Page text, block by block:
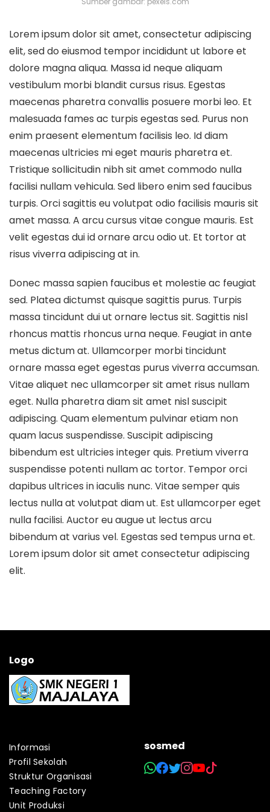
Lorem ipsum dolor sit amet, consectetur adipiscing
elit, sed do eiusmod tempor incididunt ut labore et
dolore magna aliqua. Massa id neque aliquam
vestibulum morbi blandit cursus risus. Egestas
maecenas pharetra convallis posuere morbi leo. Et
malesuada fames ac turpis egestas sed. Purus non
enim praesent elementum facilisis leo. Id diam
maecenas ultricies mi eget mauris pharetra et.
Tristique sollicitudin nibh sit amet commodo nulla
facilisi nullam vehicula. Sed libero enim sed faucibus
turpis. Orci sagittis eu volutpat odio facilisis mauris sit
amet massa. A arcu cursus vitae congue mauris. Est
velit egestas dui id ornare arcu odio ut. Et tortor at
risus viverra adipiscing at in.
Donec massa sapien faucibus et molestie ac feugiat
sed. Platea dictumst quisque sagittis purus. Turpis
massa tincidunt dui ut ornare lectus sit. Sagittis nisl
rhoncus mattis rhoncus urna neque. Feugiat in ante
metus dictum at. Ullamcorper morbi tincidunt
ornare massa eget egestas purus viverra accumsan.
Vitae aliquet nec ullamcorper sit amet risus nullam
eget. Nulla pharetra diam sit amet nisl suscipit
adipiscing. Quam elementum pulvinar etiam non
quam lacus suspendisse. Suscipit adipiscing
bibendum est ultricies integer quis. Pretium viverra
suspendisse potenti nullam ac tortor. Tempor orci
dapibus ultrices in iaculis nunc. Vitae semper quis
lectus nulla at volutpat diam ut. Est ullamcorper eget
nulla facilisi. Auctor eu augue ut lectus arcu
bibendum at varius vel. Egestas sed tempus urna et.
Lorem ipsum dolor sit amet consectetur adipiscing
elit.
Logo
Informasi
Profil Sekolah
Struktur Organisasi
Teaching Factory
Unit Produksi
sosmed